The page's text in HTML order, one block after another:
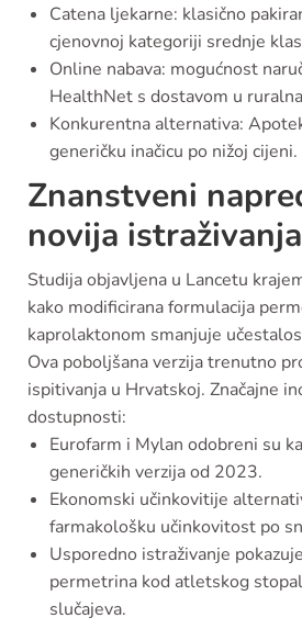
Catena ljekarne: klasično
cjenovnoj kategoriji srednje
Online nabava: mogućnost
HealthNet s dostavom u
Konkurentna alternativa:
generičku inačicu po nižoj cijeni.
Znanstveni
novija istraživanja
Studija objavljena u Lancetu
kako modificirana formulacija
kaprolaktonom smanjuje
Ova poboljšana verzija trenutno
ispitivanja u Hrvatskoj. Značajne
dostupnosti:
Eurofarm i Mylan odobreni su
generičkih verzija od 2023.
Ekonomski učinkovitije
farmakološku učinkovitost po
Usporedno istraživanje
permetrina kod atletskog
slučajeva.